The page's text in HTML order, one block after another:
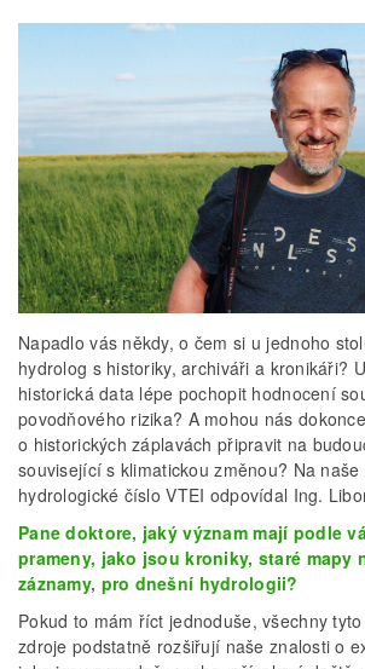
Napadlo vás někdy, o čem si u jednoho
hydrolog s historiky, archiváři a kronikáři?
historická data lépe pochopit hodnocení
povodňového rizika? A mohou nás
o historických záplavách připravit na
související s klimatickou změnou? Na
hydrologické číslo VTEI odpovídal Ing.
Pane doktore, jaký význam mají podle
prameny, jako jsou kroniky, staré mapy
záznamy, pro dnešní hydrologii?
Pokud to mám říct jednoduše, všechny
zdroje podstatně rozšiřují naše znalosti o